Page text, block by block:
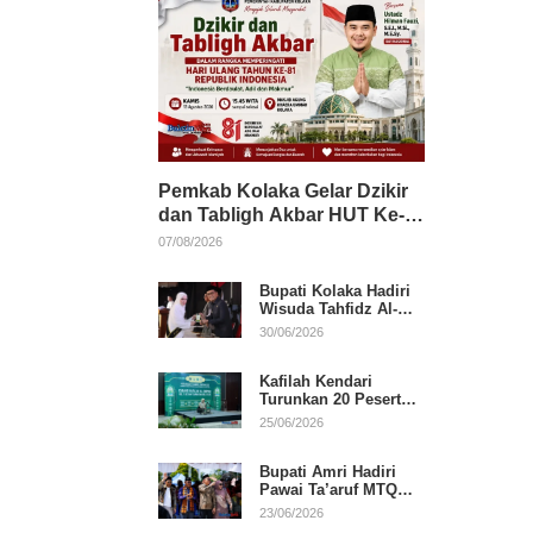
Pemkab Kolaka Gelar Dzikir
dan Tabligh Akbar HUT Ke-
81 RI, Hadirkan Dai Nasional
07/08/2026
Bupati Kolaka Hadiri
Wisuda Tahfidz Al-
Qur’an, Komitmen
30/06/2026
Kafilah Kendari
Turunkan 20 Peserta
pada Hari Pertama
25/06/2026
Bupati Amri Hadiri
Pawai Ta’aruf MTQ
XXXI Sultra, Beri
23/06/2026